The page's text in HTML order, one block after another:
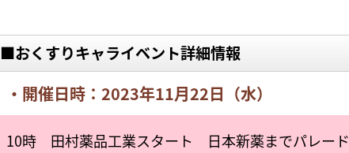
■おくすりキャライベント詳細情報
・開催日時：2023年11月22日（水）
10時 田村薬品工業スタート 日本新薬までパレード